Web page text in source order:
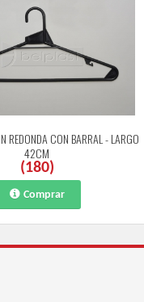
REDONDA CON BARRAL - LARGO
42CM
(180)
Comprar